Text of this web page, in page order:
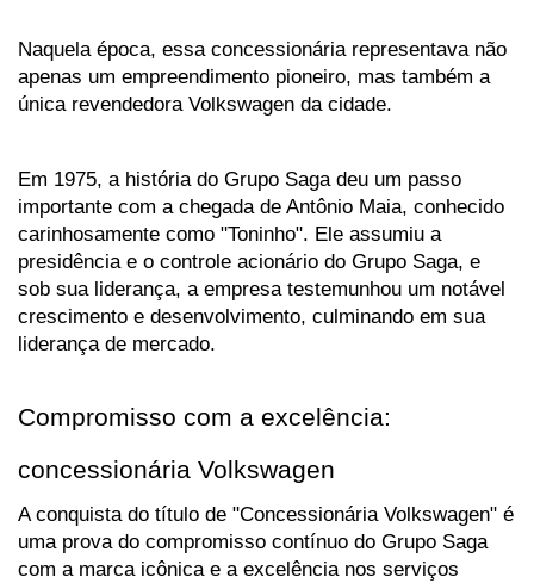
Naquela época, essa concessionária representava não
apenas um empreendimento pioneiro, mas também a
única revendedora Volkswagen da cidade.
Em 1975, a história do Grupo Saga deu um passo
importante com a chegada de Antônio Maia, conhecido
carinhosamente como "Toninho". Ele assumiu a
presidência e o controle acionário do Grupo Saga, e
sob sua liderança, a empresa testemunhou um notável
crescimento e desenvolvimento, culminando em sua
liderança de mercado.
Compromisso com a excelência:
concessionária Volkswagen
A conquista do título de "Concessionária Volkswagen" é
uma prova do compromisso contínuo do Grupo Saga
com a marca icônica e a excelência nos serviços